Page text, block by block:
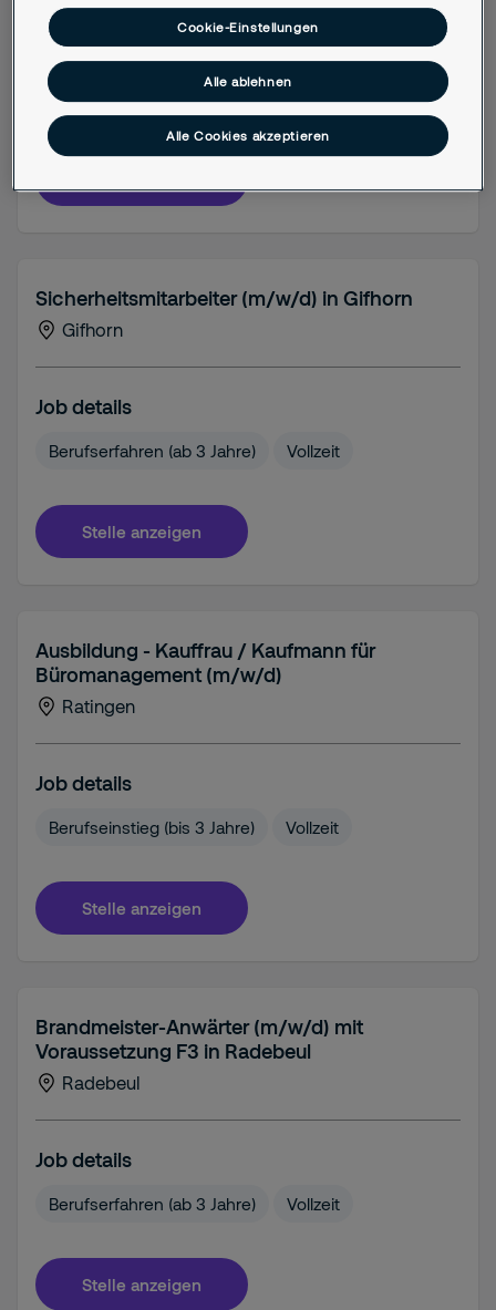
Job details
Berufserfahren (ab 3 Jahre) Teilzeit
Sicherheitsmitarbeiter (m/w/d) in Gifhorn
Gifhorn
Job details
Berufserfahren (ab 3 Jahre) Vollzeit
Stelle anzeigen
Ausbildung - Kauffrau / Kaufmann für
Büromanagement (m/w/d)
Ratingen
Job details
Berufseinstieg (bis 3 Jahre) Vollzeit
Stelle anzeigen
Brandmeister-Anwärter (m/w/d) mit
Voraussetzung F3 in Radebeul
Radebeul
Job details
Berufserfahren (ab 3 Jahre) Vollzeit
Stelle anzeigen
Cookie-Einstellungen
Alle ablehnen
Alle Cookies akzeptieren